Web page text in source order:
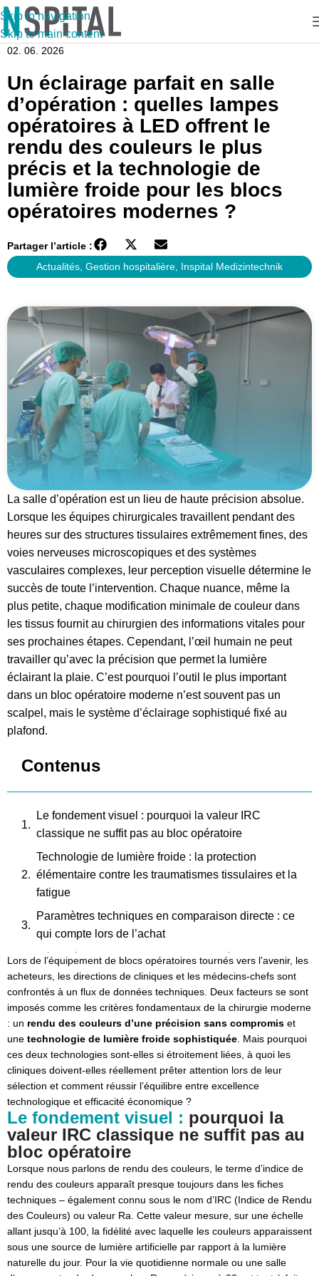
Skip to navigation
Skip to main content
02. 06. 2026
Un éclairage parfait en salle
d’opération : quelles lampes
opératoires à LED offrent le
rendu des couleurs le plus
précis et la technologie de
lumière froide pour les blocs
opératoires modernes ?
Partager l’article :
Actualités, Gestion hospitalière, Inspital Medizintechnik
La salle d’opération est un lieu de haute précision absolue.
Lorsque les équipes chirurgicales travaillent pendant des
heures sur des structures tissulaires extrêmement fines, des
voies nerveuses microscopiques et des systèmes
vasculaires complexes, leur perception visuelle détermine le
succès de toute l’intervention. Chaque nuance, même la
plus petite, chaque modification minimale de couleur dans
les tissus fournit au chirurgien des informations vitales pour
ses prochaines étapes. Cependant, l’œil humain ne peut
travailler qu’avec la précision que permet la lumière
éclairant la plaie. C’est pourquoi l’outil le plus important
dans un bloc opératoire moderne n’est souvent pas un
scalpel, mais le système d’éclairage sophistiqué fixé au
plafond.
Contenus
Le fondement visuel : pourquoi la valeur IRC
classique ne suffit pas au bloc opératoire
Technologie de lumière froide : la protection
élémentaire contre les traumatismes tissulaires et la
fatigue
Paramètres techniques en comparaison directe : ce
qui compte lors de l’achat
Sécurité d’investissement et support régional :
l’ensemble économique global
Conclusion : la lumière comme facteur de réussite
dans le bloc opératoire moderne
Lors de l’équipement de blocs opératoires tournés vers l’avenir, les
acheteurs, les directions de cliniques et les médecins-chefs sont
confrontés à un flux de données techniques. Deux facteurs se sont
imposés comme les critères fondamentaux de la chirurgie moderne
: un rendu des couleurs d’une précision sans compromis et
une technologie de lumière froide sophistiquée. Mais pourquoi
ces deux technologies sont-elles si étroitement liées, à quoi les
cliniques doivent-elles réellement prêter attention lors de leur
sélection et comment réussir l’équilibre entre excellence
technologique et efficacité économique ?
Le fondement visuel : pourquoi la
valeur IRC classique ne suffit pas au
bloc opératoire
Lorsque nous parlons de rendu des couleurs, le terme d’indice de
rendu des couleurs apparaît presque toujours dans les fiches
techniques – également connu sous le nom d’IRC (Indice de Rendu
des Couleurs) ou valeur Ra. Cette valeur mesure, sur une échelle
allant jusqu’à 100, la fidélité avec laquelle les couleurs apparaissent
sous une source de lumière artificielle par rapport à la lumière
naturelle du jour. Pour la vie quotidienne normale ou une salle